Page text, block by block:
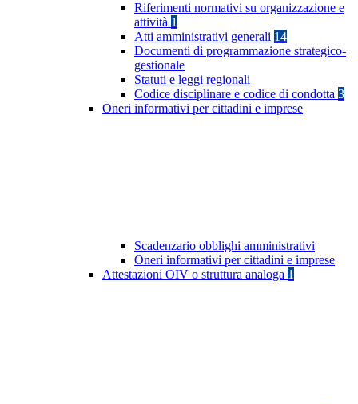
Riferimenti normativi su organizzazione e
attività 1
Atti amministrativi generali 14
Documenti di programmazione strategico-
gestionale
Statuti e leggi regionali
Codice disciplinare e codice di condotta 3
Oneri informativi per cittadini e imprese
Scadenzario obblighi amministrativi
Oneri informativi per cittadini e imprese
Attestazioni OIV o struttura analoga 1